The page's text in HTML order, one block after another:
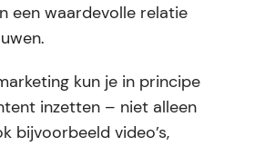
een waardevolle relatie
kun je in principe
inzetten – niet alleen
bijvoorbeeld video’s,